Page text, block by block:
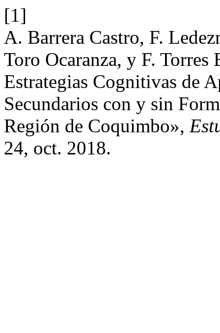
[1]
A. Barrera Castro, F.
Toro Ocaranza, y F.
Estrategias Cognitivas de
Secundarios con y sin
Región de Coquimbo»,
24, oct. 2018.